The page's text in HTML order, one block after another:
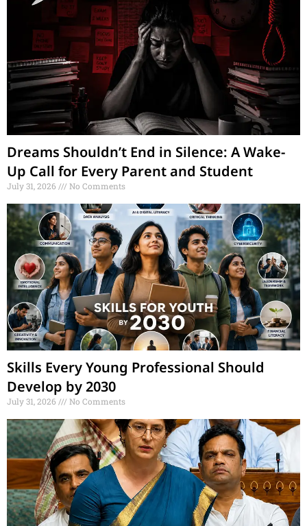
Dreams Shouldn’t End in Silence: A Wake-
Up Call for Every Parent and Student
July 31, 2026 No Comments
Skills Every Young Professional Should
Develop by 2030
July 31, 2026 No Comments